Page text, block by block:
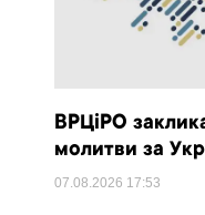
ВРЦіРО
молитви за
07.08.2026 17:53